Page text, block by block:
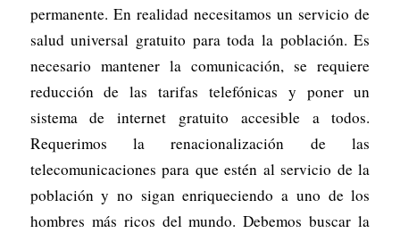
permanente. En realidad necesitamos un servicio de
salud universal gratuito para toda la población. Es
necesario mantener la comunicación, se requiere
reducción de las tarifas telefónicas y poner un
sistema de internet gratuito accesible a todos.
Requerimos la renacionalización de las
telecomunicaciones para que estén al servicio de la
población y no sigan enriqueciendo a uno de los
hombres más ricos del mundo. Debemos buscar la